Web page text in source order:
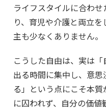
ライフスタイルに合わ
り、育児や介護と両立
主も少なくありません。
こうした自由は、実は
出る時間に集中し、意
る」という点にこそ本
に囚われず、自分の価